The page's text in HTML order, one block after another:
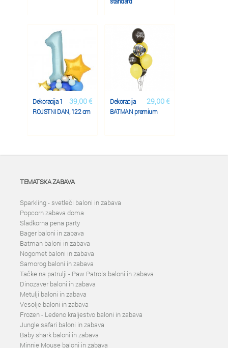
39,00 €
Dekoracija 1
ROJSTNI DAN, 122 cm
29,00 €
Dekoracija
BATMAN premium
TEMATSKA ZABAVA
Sparkling - svetleči baloni in zabava
Popcorn zabava doma
Sladkorna pena party
Bager baloni in zabava
Batman baloni in zabava
Nogomet baloni in zabava
Samorog baloni in zabava
Tačke na patrulji - Paw Patrols baloni in zabava
Dinozaver baloni in zabava
Metulji baloni in zabava
Vesolje baloni in zabava
Frozen - Ledeno kraljestvo baloni in zabava
Jungle safari baloni in zabava
Baby shark baloni in zabava
Minnie Mouse baloni in zabava